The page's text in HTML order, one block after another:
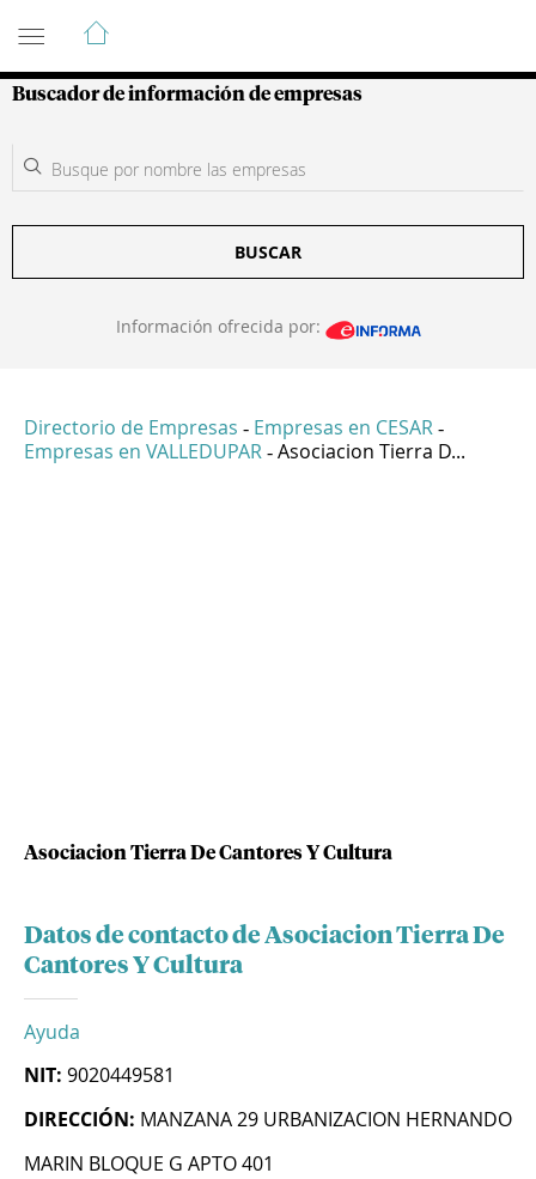
Guía de Empresas Colombianas
Buscador de información de empresas
BUSCAR
Información ofrecida por:
Directorio de Empresas - Empresas en CESAR -
Empresas en VALLEDUPAR - Asociacion Tierra D...
Asociacion Tierra De Cantores Y Cultura
Datos de contacto de Asociacion Tierra De
Cantores Y Cultura
Ayuda
NIT: 9020449581
DIRECCIÓN: MANZANA 29 URBANIZACION HERNANDO
MARIN BLOQUE G APTO 401